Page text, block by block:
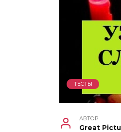
ТЕСТЫ
АВТОР
Great